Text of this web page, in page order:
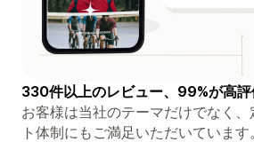
330件以上のレビュー、99%が高
お客様は当社のテーマだけでなく
ト体制にもご満足いただいていま